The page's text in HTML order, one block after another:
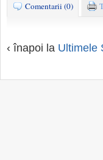
Comentarii (0)
‹ înapoi la Ultimele